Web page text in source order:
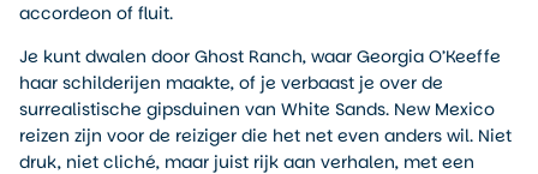
accordeon of fluit.
Je kunt dwalen door Ghost Ranch, waar Georgia O’Keeffe
haar schilderijen maakte, of je verbaast je over de
surrealistische gipsduinen van White Sands. New Mexico
reizen zijn voor de reiziger die het net even anders wil. Niet
druk, niet cliché, maar juist rijk aan verhalen, met een